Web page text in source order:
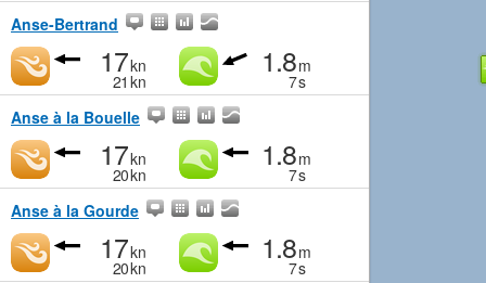
Anse-Bertrand
17kn
21 kn
1.8m
7s
Anse à la Bouelle
17kn
20kn
1.8m
7s
Anse à la Gourde
17kn
20kn
1.8m
7s